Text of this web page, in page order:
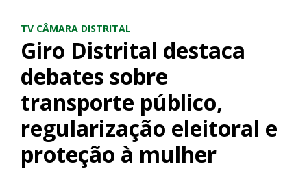
TV CÂMARA DISTRITAL
Giro Distrital destaca
debates sobre
transporte público,
regularização eleitoral e
proteção à mulher